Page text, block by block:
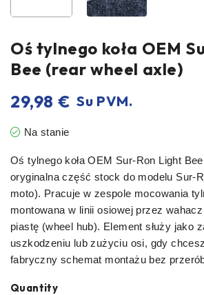
Oś tylnego koła OEM
Bee (rear wheel axle)
29,98 € Su PVM.
Na stanie
Oś tylnego koła OEM Sur-Ron Light
oryginalna część stock do modelu Sur-
moto). Pracuje w zespole mocowania
montowana w linii osiowej przez
piastę (wheel hub). Element służy jako
uszkodzeniu lub zużyciu osi, gdy
fabryczny schemat montażu bez
Quantity